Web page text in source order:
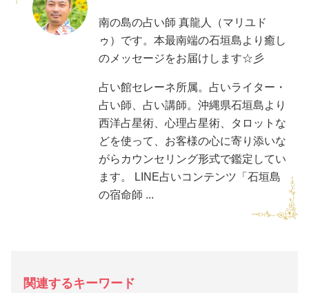
南の島の占い師 真龍人（マリユド
ゥ）です。本最南端の石垣島より癒し
のメッセージをお届けします☆彡
占い館セレーネ所属。占いライター・
占い師、占い講師。沖縄県石垣島より
西洋占星術、心理占星術、タロットな
どを使って、お客様の心に寄り添いな
がらカウンセリング形式で鑑定してい
ます。 LINE占いコンテンツ「石垣島
の宿命師 ...
関連するキーワード